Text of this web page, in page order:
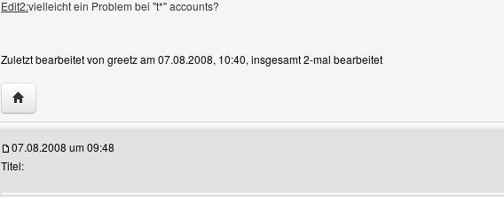
Edit2:vielleicht ein Problem bei "t*" accounts?
Zuletzt bearbeitet von greetz am 07.08.2008, 10:40, insgesamt 2-mal bearbeitet
Website dieses Benutzers besuchen: greetz
07.08.2008 um 09:48
Titel: